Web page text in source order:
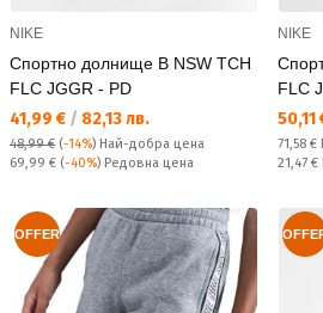
NIKE
Спортно долнище B NSW TCH
FLC JGGR - PD
Текуща цена:
41,99 € / 82,13 лв.
48,99 € (-14%) Най-добра цена
Редовна цена:
69,99 € (-40%) Редовна цена
NIKE
FLC
50,11
71,58 €
21,47 €
OFFER